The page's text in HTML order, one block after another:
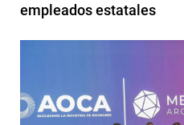
empleados estatales